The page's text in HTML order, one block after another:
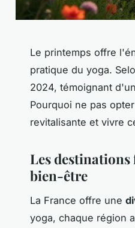
Le printemps offre
pratique du yoga.
2024, témoignant
Pourquoi ne pas
revitalisante et vivre
Les
bien-être
La France offre une
yoga, chaque région